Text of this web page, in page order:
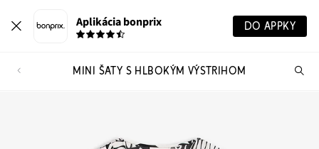
Aplikácia bonprix DO APPKY
MINI ŠATY S HLBOKÝM VÝSTRIHOM